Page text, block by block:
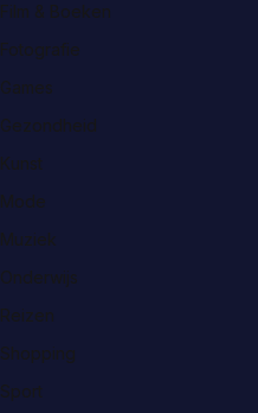
Film & Boeken
Fotografie
Games
Gezondheid
Kunst
Mode
Muziek
Onderwijs
Reizen
Shopping
Sport